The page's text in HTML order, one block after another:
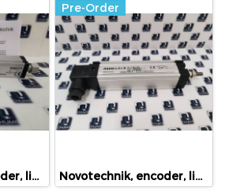
Novotechnik, encoder, linear position sensor, rotary position sensor, angle sensor, TRS-0025, 023271
Pre-Order
Novotechnik, encoder, linear position sensor, rotary position sensor, angle sensor, LWH 75 , 024387